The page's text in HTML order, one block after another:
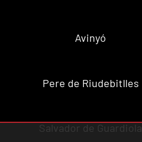
Avinyó
Pere de Riudebitlles
Salvador de Guardiola